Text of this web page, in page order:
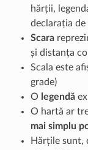
hărții,
declarația de
Scara
și distanța
Scala este
grade)
O legendă
O hartă ar
mai simplu
Hărțile sunt,